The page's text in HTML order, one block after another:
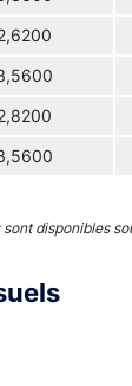
disponibles